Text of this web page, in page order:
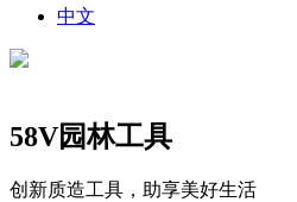
中文
58V园林工具
创新质造工具，助享美好生活